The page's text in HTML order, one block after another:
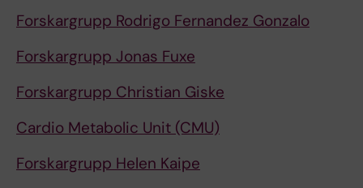
Forskargrupp Rodrigo Fernandez Gonzalo
Forskargrupp Jonas Fuxe
Forskargrupp Christian Giske
Cardio Metabolic Unit (CMU)
Forskargrupp Helen Kaipe